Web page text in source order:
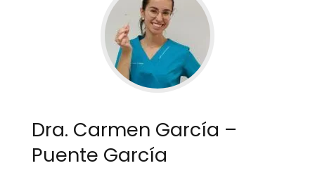
Dra. Carmen García –
Puente García